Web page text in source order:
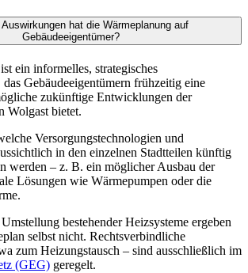
hat die Wärmeplanung auf
Gebäudeeigentümer?
ein informelles, strategisches
Gebäudeeigentümern frühzeitig eine
zukünftige Entwicklungen der
Wolgast bietet.
Versorgungstechnologien und
in den einzelnen Stadtteilen künftig
werden – z. B. ein möglicher Ausbau der
Lösungen wie Wärmepumpen oder die
bestehender Heizsysteme ergeben
selbst nicht. Rechtsverbindliche
zum Heizungstausch – sind ausschließlich im
(GEG) geregelt.